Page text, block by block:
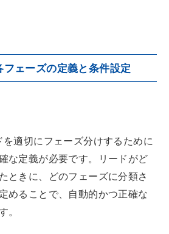
ェーズの定義と条件設定
を適切にフェーズ分けするために
な定義が必要です。リードがど
ときに、どのフェーズに分類さ
めることで、自動的かつ正確な
。